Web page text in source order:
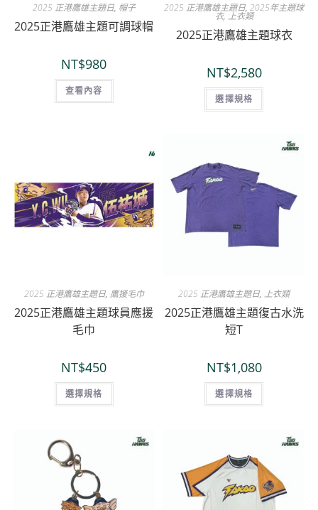
2025 正港鷹雄主題日, 帽子
2025正港鷹雄主題可調球帽
NT$980
查看內容
2025 正港鷹雄主題日,2025年主題球
衣, 上衣類
2025正港鷹雄主題球衣
NT$2,580
選擇規格
2025 正港鷹雄主題日, 鷹援毛巾
2025正港鷹雄主題球員應援
毛巾
NT$450
選擇規格
2025 正港鷹雄主題日, 上衣類
2025正港鷹雄主題復古水洗
短T
NT$1,080
選擇規格